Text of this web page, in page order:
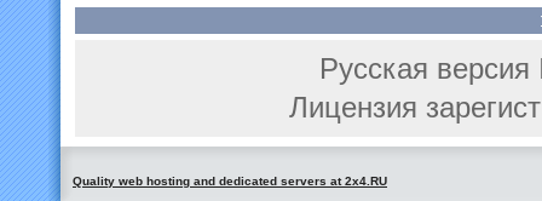
Русская
Лицензия
Quality web hosting and dedicated servers at 2x4.RU